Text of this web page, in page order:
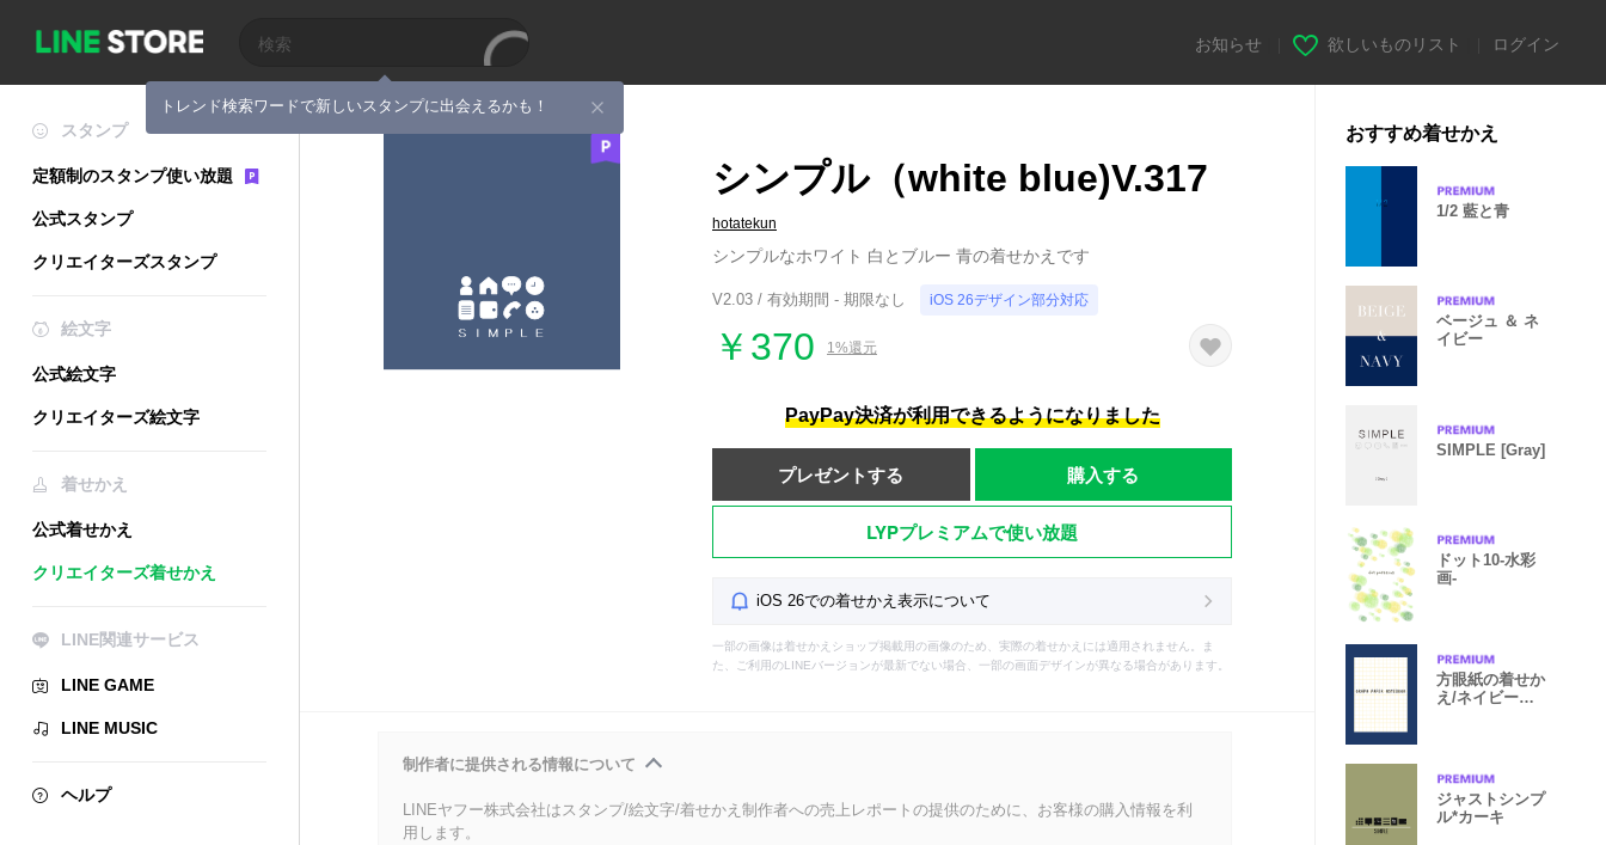
トレンド検索ワードで新しいスタンプに出会えるかも！
お知らせ 欲しいものリスト ログイン
スタンプ
定額制のスタンプ使い放題
公式スタンプ
クリエイターズスタンプ
絵文字
公式絵文字
クリエイターズ絵文字
着せかえ
公式着せかえ
クリエイターズ着せかえ
LINE関連サービス
LINE GAME
LINE MUSIC
ヘルプ
シンプル（white blue)V.317
hotatekun
シンプルなホワイト 白とブルー 青の着せかえです
V2.03 / 有効期間 - 期限なし iOS 26デザイン部分対応
￥370 1%還元
PayPay決済が利用できるようになりました
プレゼントする 購入する
LYPプレミアムで使い放題
iOS 26での着せかえ表示について
一部の画像は着せかえショップ掲載用の画像のため、実際の着せかえには適用されません。ま
た、ご利用のLINEバージョンが最新でない場合、一部の画面デザインが異なる場合があります。
制作者に提供される情報について
LINEヤフー株式会社はスタンプ/絵文字/着せかえ制作者への売上レポートの提供のために、お客様の購入情報を利
用します。
おすすめ着せかえ
1/2 藍と青
ベージュ ＆ ネ
イビー
SIMPLE [Gray]
ドット10-水彩
画-
方眼紙の着せか
え/ネイビーブ
ジャストシンプ
ル*カーキ